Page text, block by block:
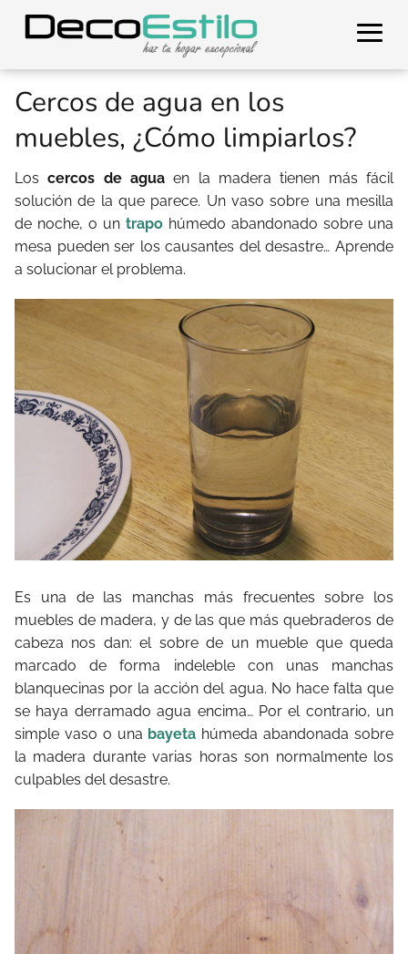
Cercos de agua en los
muebles, ¿Cómo limpiarlos?
Loscercos de agua en la madera tienen más fácil
solución de la que parece. Un vaso sobre una mesilla
de noche, o un trapo húmedo abandonado sobre una
mesa pueden ser los causantes del desastre… Aprende
a solucionar el problema.
Es una de las manchas más frecuentes sobre los
muebles de madera, y de las que más quebraderos de
cabeza nos dan: el sobre de un mueble que queda
marcado de forma indeleble con unas manchas
blanquecinas por la acción del agua. No hace falta que
se haya derramado agua encima… Por el contrario, un
simple vaso o una bayeta húmeda abandonada sobre
la madera durante varias horas son normalmente los
culpables del desastre.